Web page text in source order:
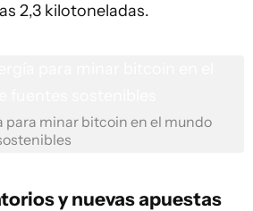
2,3 kilotoneladas.
para minar bitcoin en el mundo
y nuevas apuestas